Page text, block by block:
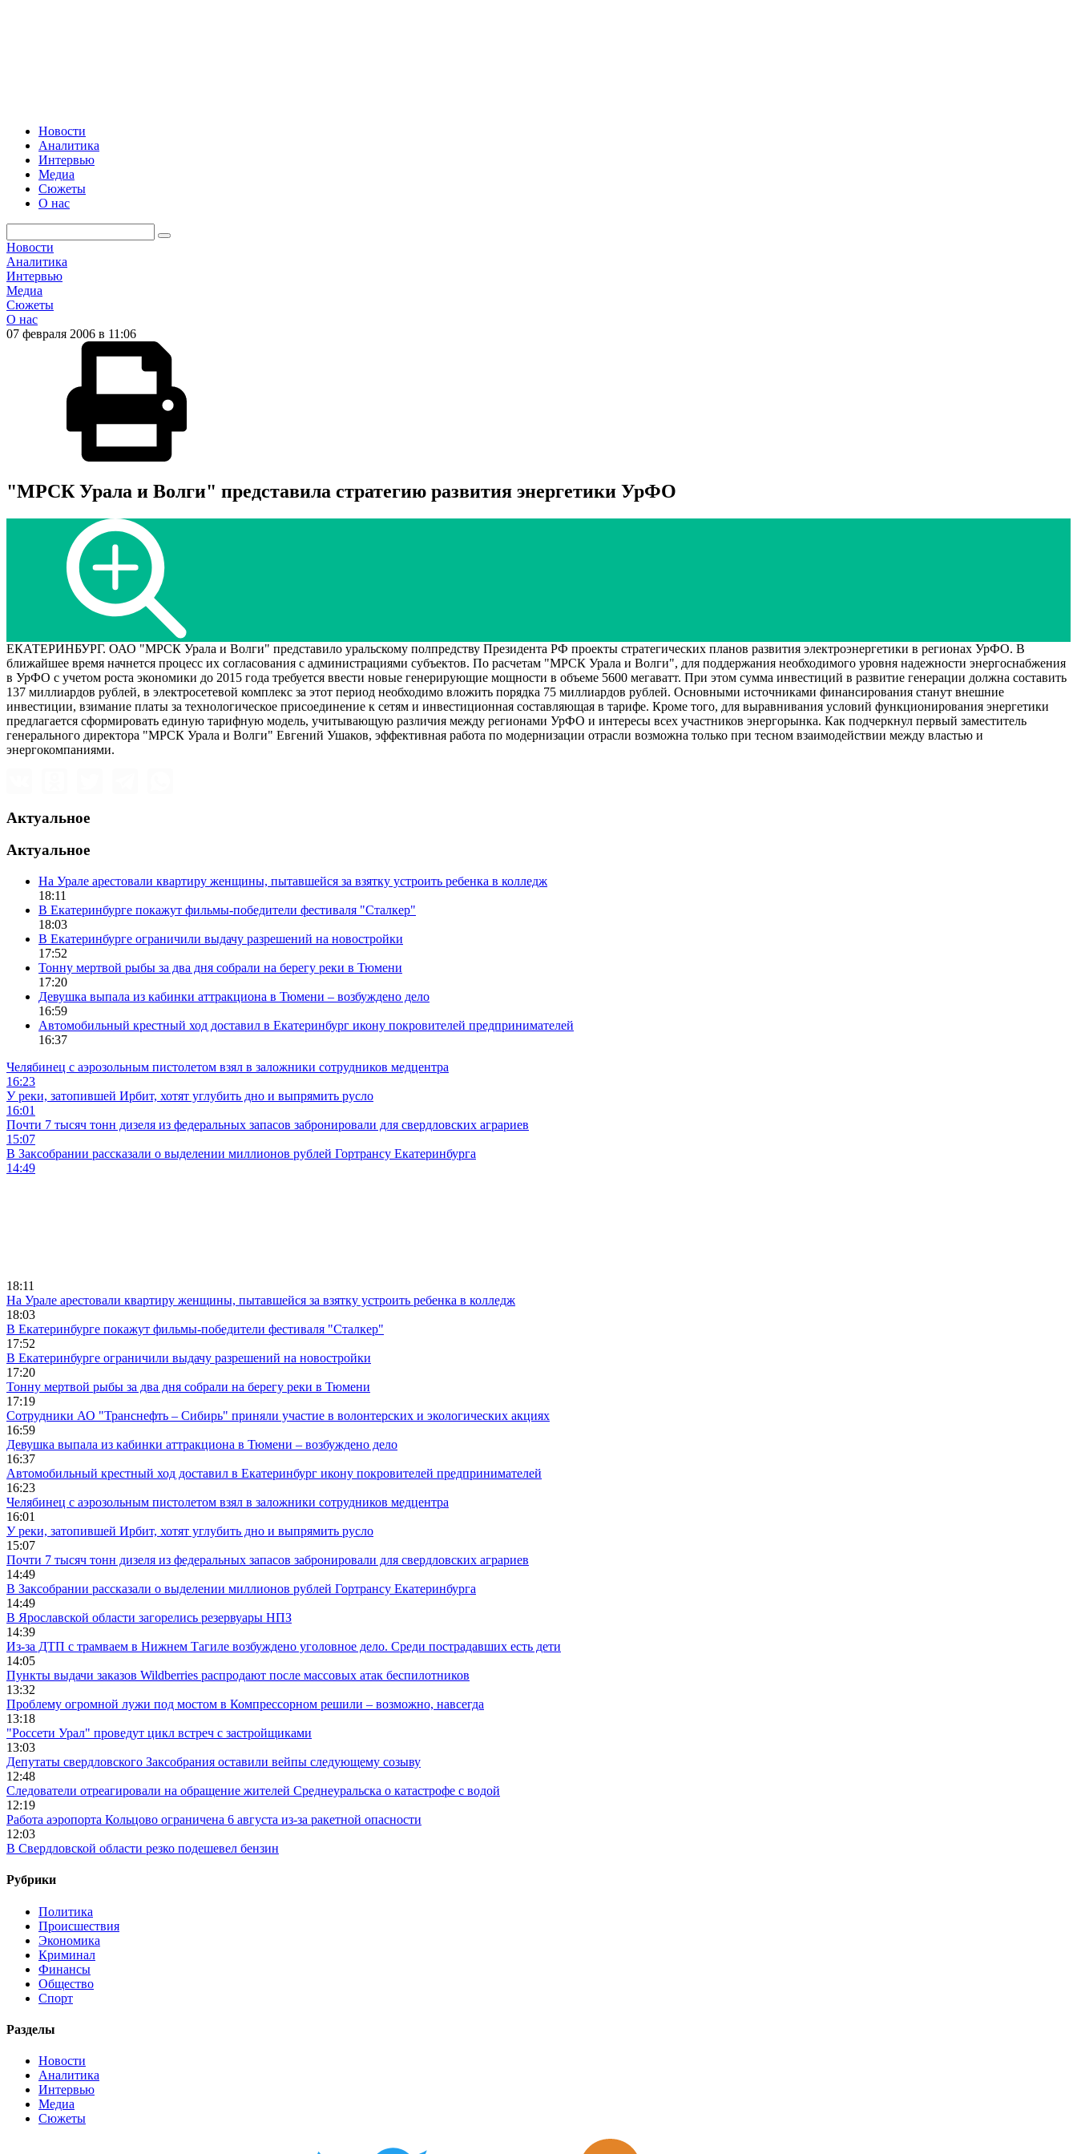
Новости
Аналитика
Интервью
Медиа
Сюжеты
О нас
Новости
Аналитика
Интервью
Медиа
Сюжеты
О нас
07 февраля 2006 в 11:06
"МРСК Урала и Волги" представила стратегию развития энергетики УрФО
ЕКАТЕРИНБУРГ. ОАО "МРСК Урала и Волги" представило уральскому полпредству Президента РФ проекты стратегических планов развития электроэнергетики в регионах УрФО. В
ближайшее время начнется процесс их согласования с администрациями субъектов. По расчетам "МРСК Урала и Волги", для поддержания необходимого уровня надежности энергоснабжения
в УрФО с учетом роста экономики до 2015 года требуется ввести новые генерирующие мощности в объеме 5600 мегаватт. При этом сумма инвестиций в развитие генерации должна составить
137 миллиардов рублей, в электросетевой комплекс за этот период необходимо вложить порядка 75 миллиардов рублей. Основными источниками финансирования станут внешние
инвестиции, взимание платы за технологическое присоединение к сетям и инвестиционная составляющая в тарифе. Кроме того, для выравнивания условий функционирования энергетики
предлагается сформировать единую тарифную модель, учитывающую различия между регионами УрФО и интересы всех участников энергорынка. Как подчеркнул первый заместитель
генерального директора "МРСК Урала и Волги" Евгений Ушаков, эффективная работа по модернизации отрасли возможна только при тесном взаимодействии между властью и
энергокомпаниями.
Актуальное
Актуальное
На Урале арестовали квартиру женщины, пытавшейся за взятку устроить ребенка в колледж
18:11
В Екатеринбурге покажут фильмы-победители фестиваля "Сталкер"
18:03
В Екатеринбурге ограничили выдачу разрешений на новостройки
17:52
Тонну мертвой рыбы за два дня собрали на берегу реки в Тюмени
17:20
Девушка выпала из кабинки аттракциона в Тюмени – возбуждено дело
16:59
Автомобильный крестный ход доставил в Екатеринбург икону покровителей предпринимателей
16:37
Челябинец с аэрозольным пистолетом взял в заложники сотрудников медцентра
16:23
У реки, затопившей Ирбит, хотят углубить дно и выпрямить русло
16:01
Почти 7 тысяч тонн дизеля из федеральных запасов забронировали для свердловских аграриев
15:07
В Заксобрании рассказали о выделении миллионов рублей Гортрансу Екатеринбурга
14:49
18:11
На Урале арестовали квартиру женщины, пытавшейся за взятку устроить ребенка в колледж
18:03
В Екатеринбурге покажут фильмы-победители фестиваля "Сталкер"
17:52
В Екатеринбурге ограничили выдачу разрешений на новостройки
17:20
Тонну мертвой рыбы за два дня собрали на берегу реки в Тюмени
17:19
Сотрудники АО "Транснефть – Сибирь" приняли участие в волонтерских и экологических акциях
16:59
Девушка выпала из кабинки аттракциона в Тюмени – возбуждено дело
16:37
Автомобильный крестный ход доставил в Екатеринбург икону покровителей предпринимателей
16:23
Челябинец с аэрозольным пистолетом взял в заложники сотрудников медцентра
16:01
У реки, затопившей Ирбит, хотят углубить дно и выпрямить русло
15:07
Почти 7 тысяч тонн дизеля из федеральных запасов забронировали для свердловских аграриев
14:49
В Заксобрании рассказали о выделении миллионов рублей Гортрансу Екатеринбурга
14:49
В Ярославской области загорелись резервуары НПЗ
14:39
Из-за ДТП с трамваем в Нижнем Тагиле возбуждено уголовное дело. Среди пострадавших есть дети
14:05
Пункты выдачи заказов Wildberries распродают после массовых атак беспилотников
13:32
Проблему огромной лужи под мостом в Компрессорном решили – возможно, навсегда
13:18
"Россети Урал" проведут цикл встреч с застройщиками
13:03
Депутаты свердловского Заксобрания оставили вейпы следующему созыву
12:48
Следователи отреагировали на обращение жителей Среднеуральска о катастрофе с водой
12:19
Работа аэропорта Кольцово ограничена 6 августа из-за ракетной опасности
12:03
В Свердловской области резко подешевел бензин
Рубрики
Политика
Происшествия
Экономика
Криминал
Финансы
Общество
Спорт
Разделы
Новости
Аналитика
Интервью
Медиа
Сюжеты